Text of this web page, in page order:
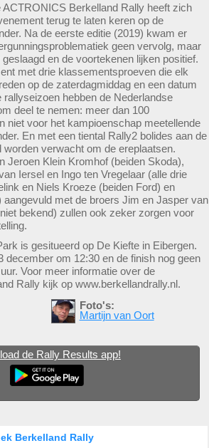
ACTRONICS Berkelland Rally heeft zich
terug te laten keren op de
Na de eerste editie (2019) kwam er
geen vervolg, maar
en de voortekenen lijken positief.
met drie klassementsproeven die elk
op de zaterdagmiddag en een datum
rallyseizoen hebben de Nederlandse
deel te nemen: meer dan 100
niet voor het kampioenschap meetellende
En met een tiental Rally2 bolides aan de
verwacht om de ereplaatsen.
Jeroen Klein Kromhof (beiden Skoda),
Iersel en Ingo ten Vregelaar (alle drie
en Niels Kroeze (beiden Ford) en
aangevuld met de broers Jim en Jasper van
bekend) zullen ook zeker zorgen voor
is gesitueerd op De Kiefte in Eibergen.
december om 12:30 en de finish nog geen
Voor meer informatie over de
Rally kijk op www.berkellandrally.nl.
Foto's:
Martijn van Oort
de Rally Results app!
Berkelland Rally